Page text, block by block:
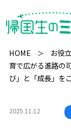
HOME お役
育で広がる進路の
び」と「成長」を
2025.11.12